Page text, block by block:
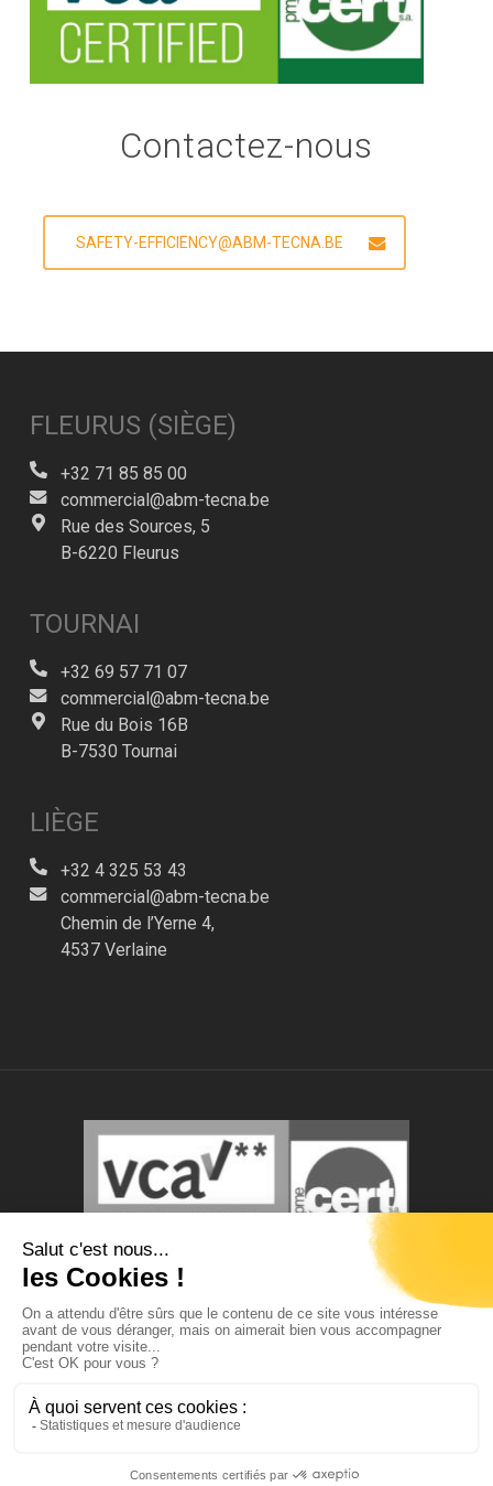
Contactez-nous
SAFETY-EFFICIENCY@ABM-TECNA.BE
FLEURUS (SIÈGE)
+32 71 85 85 00
commercial@abm-tecna.be
Rue des Sources, 5
B-6220 Fleurus
TOURNAI
+32 69 57 71 07
commercial@abm-tecna.be
Rue du Bois 16B
B-7530 Tournai
LIÈGE
+32 4 325 53 43
commercial@abm-tecna.be
Chemin de l’Yerne 4,
4537 Verlaine
© Tous droits réservés.
Photos et contenus non-contractuels.
ABM TECNA s.a. se réserve le droit de modifier ce site
Member of the
twitter facebooklinkedinyoutube